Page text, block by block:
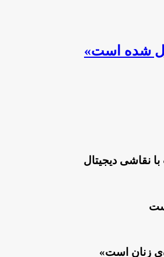
شده است»
نقاشی دیجیتال
زنان است»